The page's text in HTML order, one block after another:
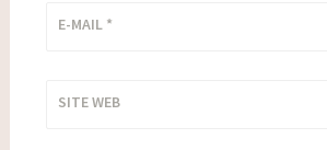
E-MAIL *
SITE WEB